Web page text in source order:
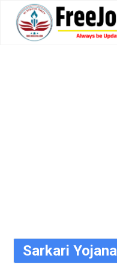
content
Sarkari Yojana